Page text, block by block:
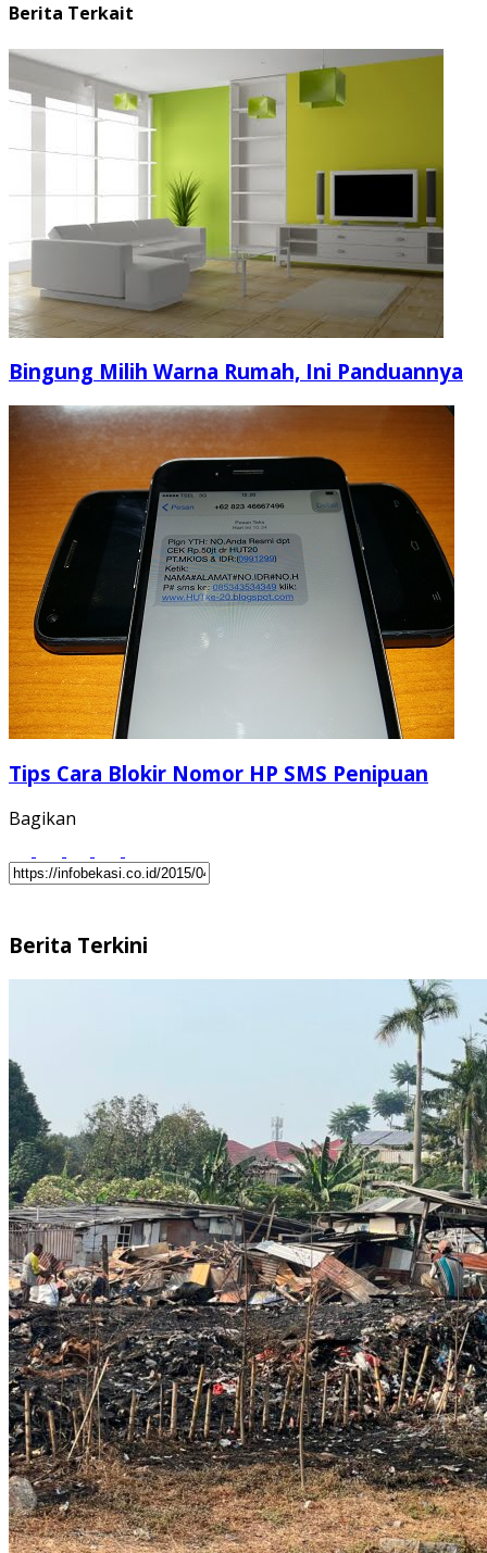
Berita Terkait
Bingung Milih Warna Rumah, Ini Panduannya
Tips Cara Blokir Nomor HP SMS Penipuan
Bagikan
Berita Terkini